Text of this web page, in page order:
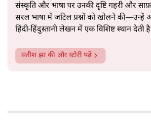
संस्कृति और भाषा पर उनकी दृष्टि गहरी और
सरल भाषा में जटिल प्रश्नों को खोलने
हिंदी‑हिंदुस्तानी लेखन में एक विशिष्ट स्थान देती
सतीश झा की और स्टोरी पढ़ें